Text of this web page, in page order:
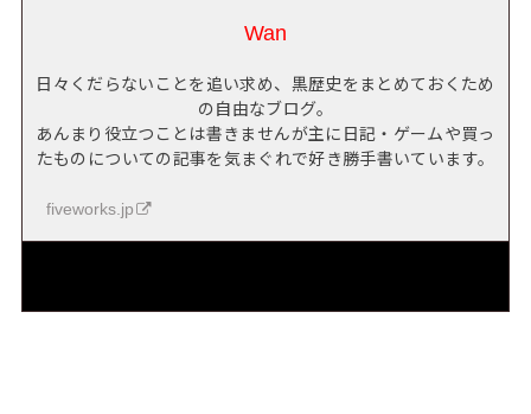
Wan
日々くだらないことを追い求め、黒歴史をまとめておくため
の自由なブログ。
あんまり役立つことは書きませんが主に日記・ゲームや買っ
たものについての記事を気まぐれで好き勝手書いています。
fiveworks.jp